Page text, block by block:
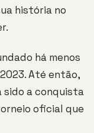
história no
há menos
Até então,
sido a conquista
oficial que